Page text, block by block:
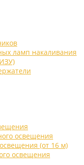
ламп накаливания
освещения
(от 16 м)
освещения